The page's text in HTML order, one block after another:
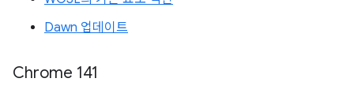
Dawn 업데이트
Chrome 141